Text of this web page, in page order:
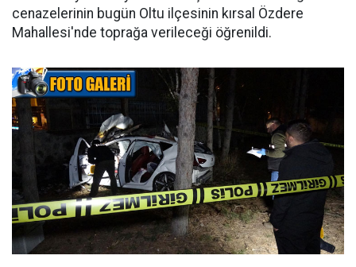
cenazelerinin bugün Oltu ilçesinin kırsal Özdere
Mahallesi'nde toprağa verileceği öğrenildi.